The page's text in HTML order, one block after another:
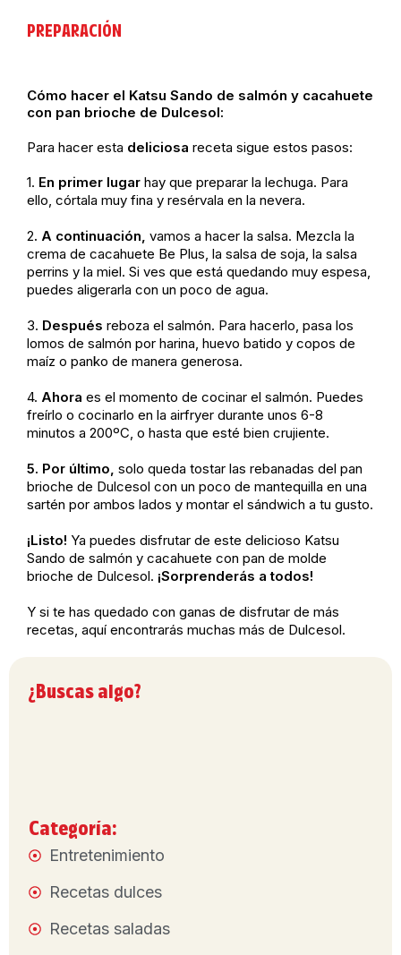
PREPARACIÓN
Cómo hacer el Katsu Sando de salmón y cacahuete
con pan brioche de Dulcesol:
Para hacer esta deliciosa receta sigue estos pasos:
1. En primer lugar hay que preparar la lechuga. Para
ello, córtala muy fina y resérvala en la nevera.
2. A continuación, vamos a hacer la salsa. Mezcla la
crema de cacahuete Be Plus, la salsa de soja, la salsa
perrins y la miel. Si ves que está quedando muy espesa,
puedes aligerarla con un poco de agua.
3. Después reboza el salmón. Para hacerlo, pasa los
lomos de salmón por harina, huevo batido y copos de
maíz o panko de manera generosa.
4. Ahora es el momento de cocinar el salmón. Puedes
freírlo o cocinarlo en la airfryer durante unos 6-8
minutos a 200ºC, o hasta que esté bien crujiente.
5. Por último, solo queda tostar las rebanadas del pan
brioche de Dulcesol con un poco de mantequilla en una
sartén por ambos lados y montar el sándwich a tu gusto.
¡Listo! Ya puedes disfrutar de este delicioso Katsu
Sando de salmón y cacahuete con pan de molde
brioche de Dulcesol. ¡Sorprenderás a todos!
Y si te has quedado con ganas de disfrutar de más
recetas, aquí encontrarás muchas más de Dulcesol.
¿Buscas algo?
Categoría:
Entretenimiento
Recetas dulces
Recetas saladas